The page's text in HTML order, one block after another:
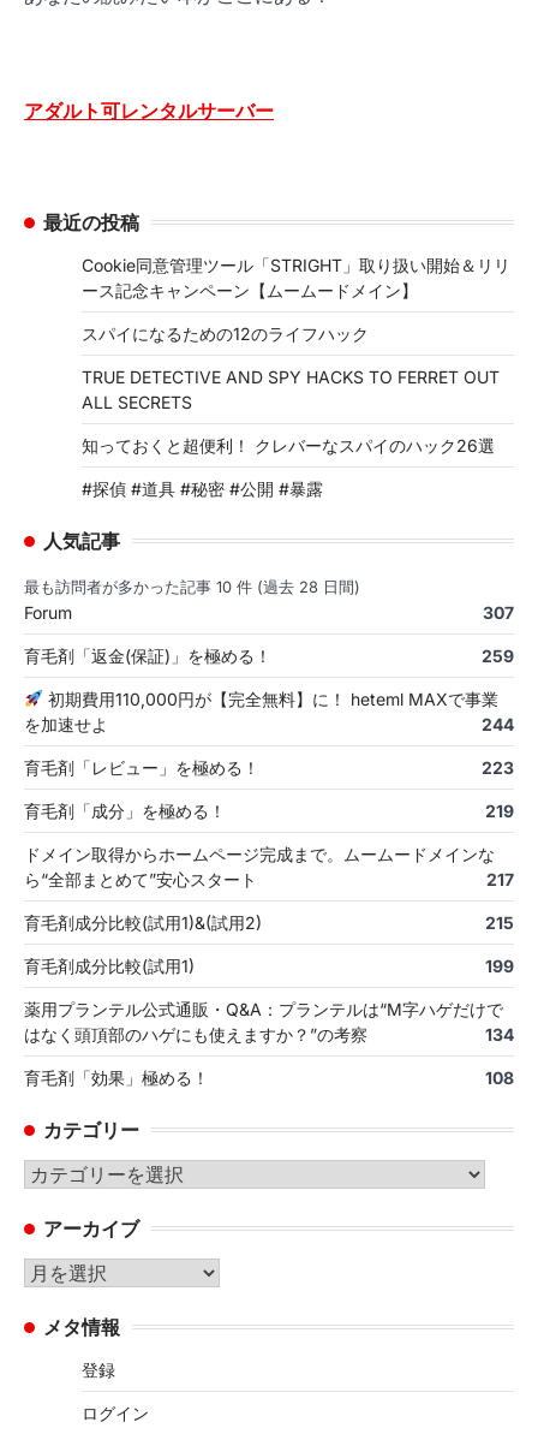
アダルト可レンタルサーバー
最近の投稿
Cookie同意管理ツール「STRIGHT」取り扱い開始＆リリ
ース記念キャンペーン【ムームードメイン】
スパイになるための12のライフハック
TRUE DETECTIVE AND SPY HACKS TO FERRET OUT
ALL SECRETS
知っておくと超便利！ クレバーなスパイのハック26選
#探偵 #道具 #秘密 #公開 #暴露
人気記事
最も訪問者が多かった記事 10 件 (過去 28 日間)
Forum 307
育毛剤「返金(保証)」を極める！ 259
初期費用110,000円が【完全無料】に！ heteml MAXで事業
を加速せよ
244
育毛剤「レビュー」を極める！ 223
育毛剤「成分」を極める！ 219
ドメイン取得からホームページ完成まで。ムームードメインな
ら“全部まとめて”安心スタート
217
育毛剤成分比較(試用1)&(試用2) 215
育毛剤成分比較(試用1) 199
薬用プランテル公式通販・Q&A：プランテルは“M字ハゲだけで
はなく頭頂部のハゲにも使えますか？”の考察
134
育毛剤「効果」極める！ 108
カテゴリー
カ
ゴ
リ
ー
アーカイブ
ア
カ メタ情報
登録
ログイン